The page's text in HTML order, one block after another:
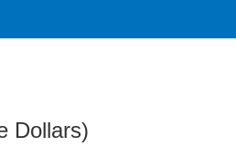
Dollars)